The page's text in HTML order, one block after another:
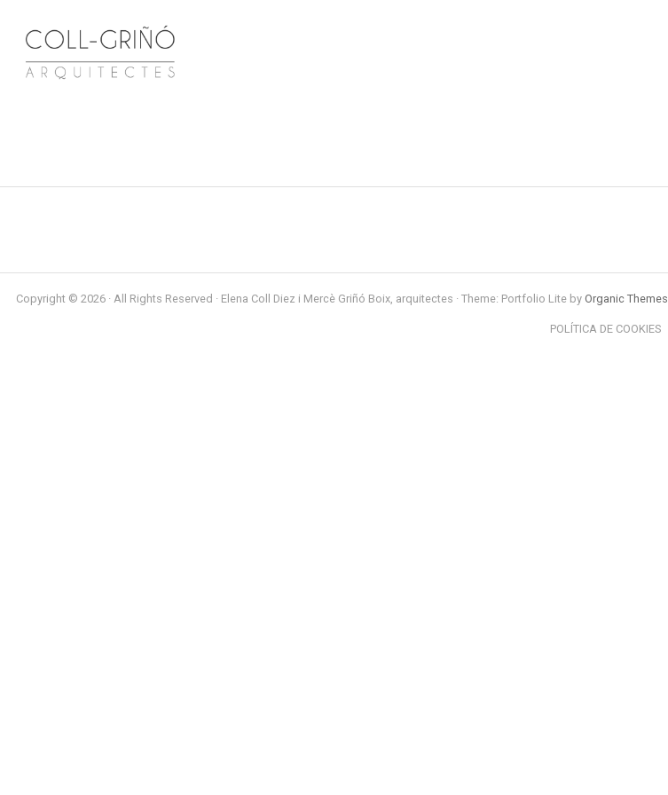
Copyright © 2026 · All Rights Reserved · Elena Coll Diez i Mercè Griñó Boix, arquitectes · Theme: Portfolio Lite by Organic Themes
POLÍTICA DE COOKIES